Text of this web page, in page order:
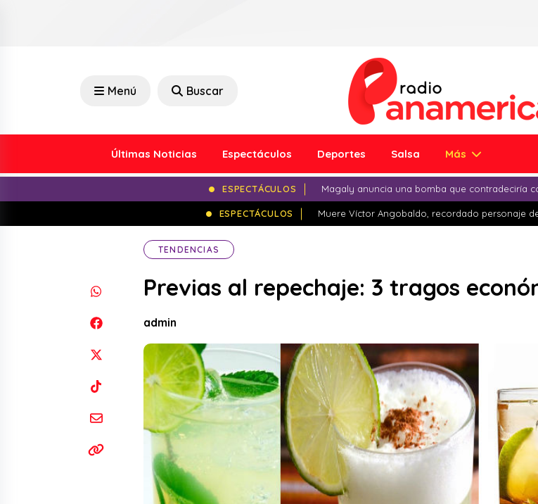
Menú Buscar
Últimas Noticias Espectáculos Deportes Salsa Más
ESPECTÁCULOS Magaly anuncia una bomba que contradeciría
ESPECTÁCULOS Muere Víctor Angobaldo, recordado personaje
TENDENCIAS
Previas al repechaje: 3 tragos
admin